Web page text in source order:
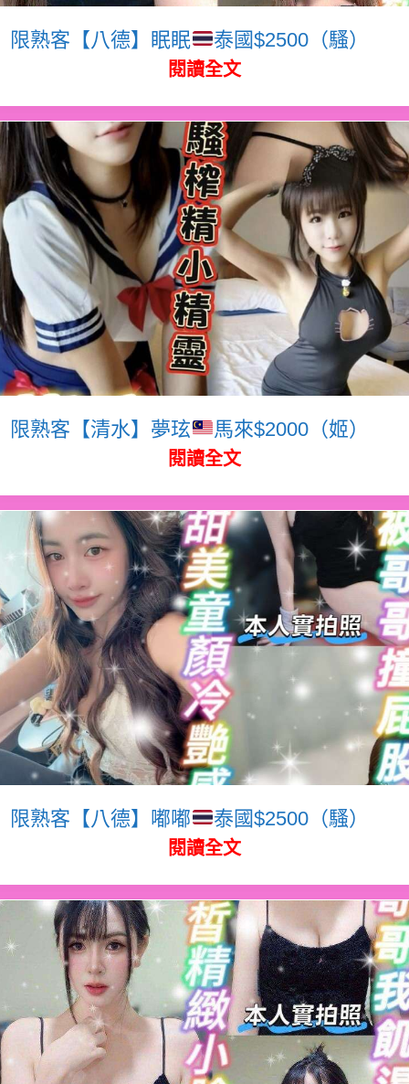
限熟客【八德】眠眠 泰國$2500（騷）
閱讀全文
限熟客【清水】夢玹 馬來$2000（姬）
閱讀全文
限熟客【八德】嘟嘟 泰國$2500（騷）
閱讀全文